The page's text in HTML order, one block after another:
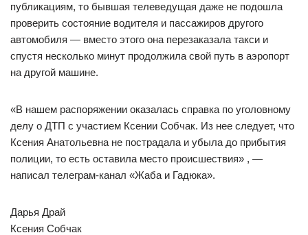
публикациям, то бывшая телеведущая даже не подошла
проверить состояние водителя и пассажиров другого
автомобиля — вместо этого она перезаказала такси и
спустя несколько минут продолжила свой путь в аэропорт
на другой машине.
«В нашем распоряжении оказалась справка по уголовному
делу о ДТП с участием Ксении Собчак. Из нее следует, что
Ксения Анатольевна не пострадала и убыла до прибытия
полиции, то есть оставила место происшествия» , —
написал телеграм-канал «Жаба и Гадюка».
Дарья Драй
Ксения Собчак